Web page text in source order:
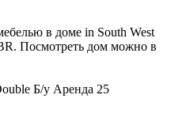
в доме in South West
Посмотреть дом можно в
Б/у Аренда 25